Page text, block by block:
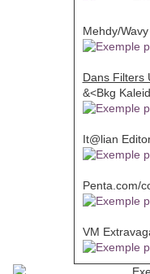
Mehdy/
Dans Filters
&<Bkg
It@lian
Penta.com/
VM